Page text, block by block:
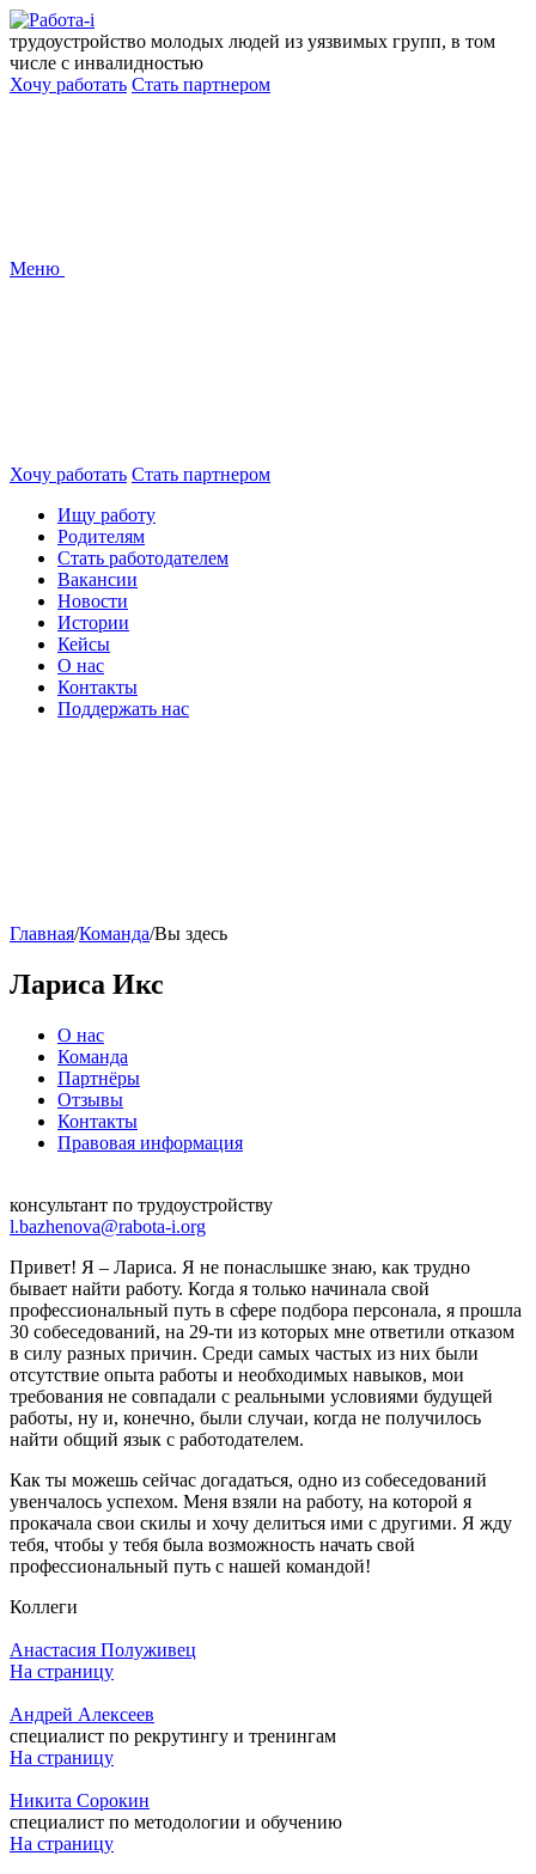
Перейти
к
содержанию
трудоустройство молодых людей из уязвимых групп, в том
числе с инвалидностью
Хочу работать Стать партнером
Меню
Хочу работать Стать партнером
Ищу работу
Родителям
Стать работодателем
Вакансии
Новости
Истории
Кейсы
О нас
Контакты
Поддержать нас
Главная/Команда/Вы здесь
Лариса Икс
О нас
Команда
Партнёры
Отзывы
Контакты
Правовая информация
консультант по трудоустройству
l.bazhenova@rabota-i.org
Привет! Я – Лариса. Я не понаслышке знаю, как трудно
бывает найти работу. Когда я только начинала свой
профессиональный путь в сфере подбора персонала, я прошла
30 собеседований, на 29-ти из которых мне ответили отказом
в силу разных причин. Среди самых частых из них были
отсутствие опыта работы и необходимых навыков, мои
требования не совпадали с реальными условиями будущей
работы, ну и, конечно, были случаи, когда не получилось
найти общий язык с работодателем.
Как ты можешь сейчас догадаться, одно из собеседований
увенчалось успехом. Меня взяли на работу, на которой я
прокачала свои скилы и хочу делиться ими с другими. Я жду
тебя, чтобы у тебя была возможность начать свой
профессиональный путь с нашей командой!
Коллеги
Анастасия Полуживец
На страницу
Андрей Алексеев
специалист по рекрутингу и тренингам
На страницу
Никита Сорокин
специалист по методологии и обучению
На страницу